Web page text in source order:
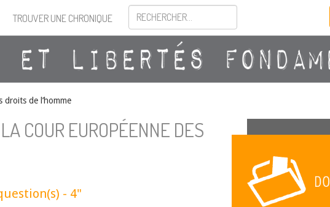
TROUVER UNE CHRONIQUE
de l’homme
COUR EUROPÉENNE DES
- 4"